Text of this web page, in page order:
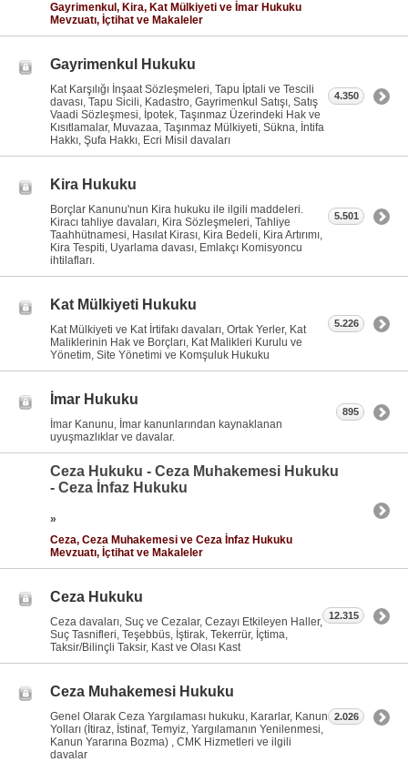
Gayrimenkul, Kira, Kat Mülkiyeti ve İmar Hukuku
Mevzuatı, İçtihat ve Makaleler
Gayrimenkul Hukuku
Kat Karşılığı İnşaat Sözleşmeleri, Tapu İptali ve Tescili
davası, Tapu Sicili, Kadastro, Gayrimenkul Satışı, Satış
Vaadi Sözleşmesi, İpotek, Taşınmaz Üzerindeki Hak ve
Kısıtlamalar, Muvazaa, Taşınmaz Mülkiyeti, Sükna, İntifa
Hakkı, Şufa Hakkı, Ecri Misil davaları
4.350
Kira Hukuku
Borçlar Kanunu'nun Kira hukuku ile ilgili maddeleri.
Kiracı tahliye davaları, Kira Sözleşmeleri, Tahliye
Taahhütnamesi, Hasılat Kirası, Kira Bedeli, Kira Artırımı,
Kira Tespiti, Uyarlama davası, Emlakçı Komisyoncu
ihtilafları.
5.501
Kat Mülkiyeti Hukuku
Kat Mülkiyeti ve Kat İrtifakı davaları, Ortak Yerler, Kat
Maliklerinin Hak ve Borçları, Kat Malikleri Kurulu ve
Yönetim, Site Yönetimi ve Komşuluk Hukuku
5.226
İmar Hukuku
İmar Kanunu, İmar kanunlarından kaynaklanan
uyuşmazlıklar ve davalar.
895
Ceza Hukuku - Ceza Muhakemesi Hukuku
- Ceza İnfaz Hukuku
»
Ceza, Ceza Muhakemesi ve Ceza İnfaz Hukuku
Mevzuatı, İçtihat ve Makaleler
Ceza Hukuku
Ceza davaları, Suç ve Cezalar, Cezayı Etkileyen Haller,
Suç Tasnifleri, Teşebbüs, İştirak, Tekerrür, İçtima,
Taksir/Bilinçli Taksir, Kast ve Olası Kast
12.315
Ceza Muhakemesi Hukuku
Genel Olarak Ceza Yargılaması hukuku, Kararlar, Kanun
Yolları (İtiraz, İstinaf, Temyiz, Yargılamanın Yenilenmesi,
Kanun Yararına Bozma) , CMK Hizmetleri ve ilgili
davalar
2.026